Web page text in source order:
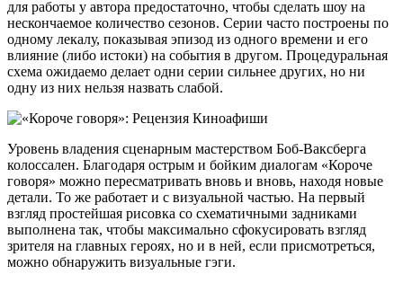
для работы у автора предостаточно, чтобы сделать шоу на
нескончаемое количество сезонов. Серии часто построены по
одному лекалу, показывая эпизод из одного времени и его
влияние (либо истоки) на события в другом. Процедуральная
схема ожидаемо делает одни серии сильнее других, но ни
одну из них нельзя назвать слабой.
Уровень владения сценарным мастерством Боб-Ваксберга
колоссален. Благодаря острым и бойким диалогам «Короче
говоря» можно пересматривать вновь и вновь, находя новые
детали. То же работает и с визуальной частью. На первый
взгляд простейшая рисовка со схематичными задниками
выполнена так, чтобы максимально сфокусировать взгляд
зрителя на главных героях, но и в ней, если присмотреться,
можно обнаружить визуальные гэги.